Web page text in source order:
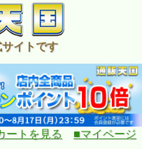
イトです
ートを見る
■マイページ